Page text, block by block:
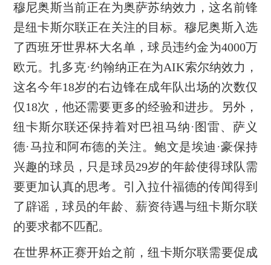
穆尼奥斯当前正在为奥萨苏纳效力，这名前锋
是纽卡斯尔联正在关注的目标。穆尼奥斯入选
了西班牙世界杯大名单，球员违约金为4000万
欧元。扎多克·约翰纳正在为AIK索尔纳效力，
这名今年18岁的右边锋在成年队出场的次数仅
仅18次，他还需要更多的经验和进步。另外，
纽卡斯尔联还保持着对巴祖马纳·图雷、萨义
德·马拉和阿布德的关注。鲍文是埃迪·豪保持
兴趣的球员，只是球员29岁的年龄使得球队需
要更加认真的思考。引入拉什福德的传闻得到
了辟谣，球员的年龄、薪资待遇与纽卡斯尔联
的要求都不匹配。
在世界杯正赛开始之前，纽卡斯尔联需要促成